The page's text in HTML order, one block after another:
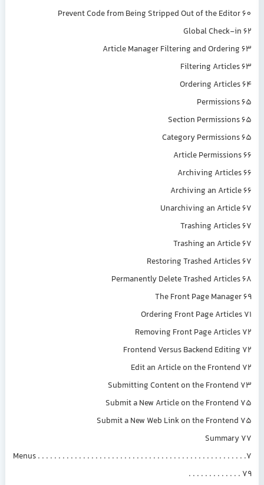
Prevent Code from Being Stripped Out of the Editor 60
Global Check-in 62
Article Manager Filtering and Ordering 63
Filtering Articles 63
Ordering Articles 64
Permissions 65
Section Permissions 65
Category Permissions 65
Article Permissions 66
Archiving Articles 66
Archiving an Article 66
Unarchiving an Article 67
Trashing Articles 67
Trashing an Article 67
Restoring Trashed Articles 67
Permanently Delete Trashed Articles 68
The Front Page Manager 69
Ordering Front Page Articles 71
Removing Front Page Articles 72
Frontend Versus Backend Editing 72
Edit an Article on the Frontend 72
Submitting Content on the Frontend 73
Submit a New Article on the Frontend 75
Submit a New Web Link on the Frontend 75
Summary 77
7. Menus . . . . . . . . . . . . . . . . . . . . . . . . . . . . . . . . . . . . . . . . . . . . . . . . . .
. . . . . . . . . . . . . 79